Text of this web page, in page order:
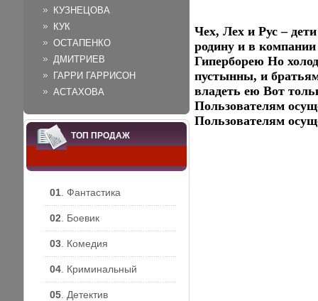
КУЗНЕЦОВА
КУК
ОСТАПЕНКО
ДМИТРИЕВ
ГАРРИ ГАРРИСОН
АСТАХОВА
ТОП ПРОДАЖ
01 . Фантастика
02 . Боевик
03 . Комедия
04 . Криминальный
05 . Детектив
Чех, Лех и Рус –
родину и в
Гиперборею Но
пустынны, и
владеть ею Вот
Пользователям
Пользователям